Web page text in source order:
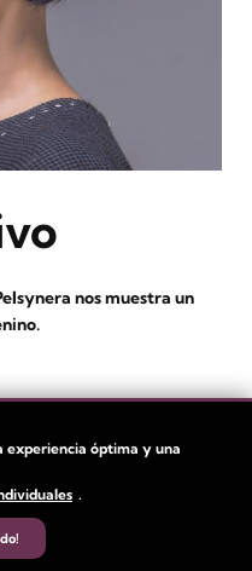
nos muestra un
experiencia óptima y una
.